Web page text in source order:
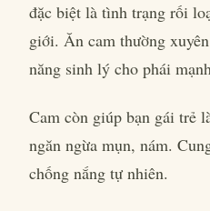
đặc biệt là tình trạng rối
giới. Ăn cam thường
năng sinh lý cho phái
Cam còn giúp bạn gái trẻ
ngăn ngừa mụn, nám.
chống nắng tự nhiên.